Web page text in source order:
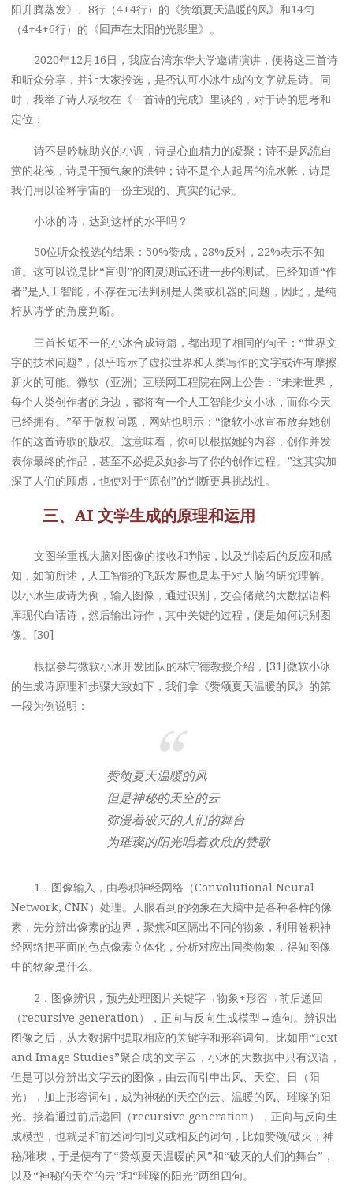
阳升腾蒸发》、8行（4+4行）的《赞颂夏天温暖的风》和14句
（4+4+6行）的《回声在太阳的光影里》。
2020年12月16日，我应台湾东华大学邀请演讲，便将这三首诗
和听众分享，并让大家投选，是否认可小冰生成的文字就是诗。同
时，我举了诗人杨牧在《一首诗的完成》里谈的，对于诗的思考和
定位：
诗不是吟咏助兴的小调，诗是心血精力的凝聚；诗不是风流自
赏的花笺，诗是干预气象的洪钟；诗不是个人起居的流水帐，诗是
我们用以诠释宇宙的一份主观的、真实的记录。
小冰的诗，达到这样的水平吗？
50位听众投选的结果：50%赞成，28%反对，22%表示不知
道。这可以说是比“盲测”的图灵测试还进一步的测试。已经知道“作
者”是人工智能，不存在无法判别是人类或机器的问题，因此，是纯
粹从诗学的角度判断。
三首长短不一的小冰合成诗篇，都出现了相同的句子：“世界文
字的技术问题”，似乎暗示了虚拟世界和人类写作的文字或许有摩擦
新火的可能。微软（亚洲）互联网工程院在网上公告：“未来世界，
每个人类创作者的身边，都将有一个人工智能少女小冰，而你今天
已经拥有。”至于版权问题，网站也明示：“微软小冰宣布放弃她创
作的这首诗歌的版权。这意味着，你可以根据她的内容，创作并发
表你最终的作品，甚至不必提及她参与了你的创作过程。”这其实加
深了人们的顾虑，也使对于“原创”的判断更具挑战性。
三、AI 文学生成的原理和运用
文图学重视大脑对图像的接收和判读，以及判读后的反应和感
知，如前所述，人工智能的飞跃发展也是基于对人脑的研究理解。
以小冰生成诗为例，输入图像，通过识别，交会储藏的大数据语料
库现代白话诗，然后输出诗作，其中关键的过程，便是如何识别图
像。[30]
根据参与微软小冰开发团队的林守德教授介绍，[31]微软小冰
的生成诗原理和步骤大致如下，我们拿《赞颂夏天温暖的风》的第
一段为例说明：
赞颂夏天温暖的风
但是神秘的天空的云
弥漫着破灭的人们的舞台
为璀璨的阳光唱着欢欣的赞歌
1．图像输入，由卷积神经网络（Convolutional Neural
Network, CNN）处理。人眼看到的物象在大脑中是各种各样的像
素，先分辨出像素的边界，聚焦和区隔出不同的物象，利用卷积神
经网络把平面的色点像素立体化，分析对应出同类物象，得知图像
中的物象是什么。
2．图像辨识，预先处理图片关键字→物象+形容→前后递回
（recursive generation），正向与反向生成模型→造句。辨识出
图像之后，从大数据中提取相应的关键字和形容词句。比如用“Text
and Image Studies”聚合成的文字云，小冰的大数据中只有汉语，
但是可以分辨出文字云的图像，由云而引申出风、天空、日（阳
光），加上形容词句，成为神秘的天空的云、温暖的风、璀璨的阳
光。接着通过前后递回（recursive generation），正向与反向生
成模型，也就是和前述词句同义或相反的词句，比如赞颂/破灭；神
秘/璀璨，于是便有了“赞颂夏天温暖的风”和“破灭的人们的舞台”，
以及“神秘的天空的云”和“璀璨的阳光”两组四句。